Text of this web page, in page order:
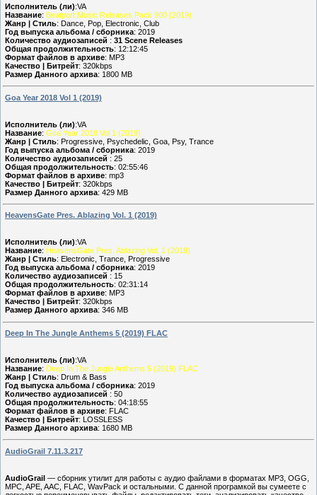
Исполнитель (ли):VA
Название: Beatport Music Releases Pack 900 (2019)
Жанр | Стиль: Dance, Pop, Electronic, Club
Год выпуска альбома / сборника: 2019
Количество аудиозаписей : 31 Scene Releases
Общая продолжительность: 12:12:45
Формат файлов в архиве: MP3
Качество | Битрейт: 320kbps
Размер Данного архива: 1800 MB
Goa Year 2018 Vol 1 (2019)
Исполнитель (ли):VA
Название: Goa Year 2018 Vol 1 (2019)
Жанр | Стиль: Progressive, Psychedelic, Goa, Psy, Trance
Год выпуска альбома / сборника: 2019
Количество аудиозаписей : 25
Общая продолжительность: 02:55:46
Формат файлов в архиве: mp3
Качество | Битрейт: 320kbps
Размер Данного архива: 429 MB
HeavensGate Pres. Ablazing Vol. 1 (2019)
Исполнитель (ли):VA
Название: HeavensGate Pres. Ablazing Vol. 1 (2019)
Жанр | Стиль: Electronic, Trance, Progressive
Год выпуска альбома / сборника: 2019
Количество аудиозаписей : 15
Общая продолжительность: 02:31:14
Формат файлов в архиве: MP3
Качество | Битрейт: 320kbps
Размер Данного архива: 346 MB
Deep In The Jungle Anthems 5 (2019) FLAC
Исполнитель (ли):VA
Название: Deep In The Jungle Anthems 5 (2019) FLAC
Жанр | Стиль: Drum & Bass
Год выпуска альбома / сборника: 2019
Количество аудиозаписей : 50
Общая продолжительность: 04:18:55
Формат файлов в архиве: FLAC
Качество | Битрейт: LOSSLESS
Размер Данного архива: 1680 MB
AudioGrail 7.11.3.217
AudioGrail — сборник утилит для работы с аудио файлами в форматах MP3, OGG,
MPC, APE, AAC, FLAC, WavPack и остальными. С данной програмкой вы сумеете с